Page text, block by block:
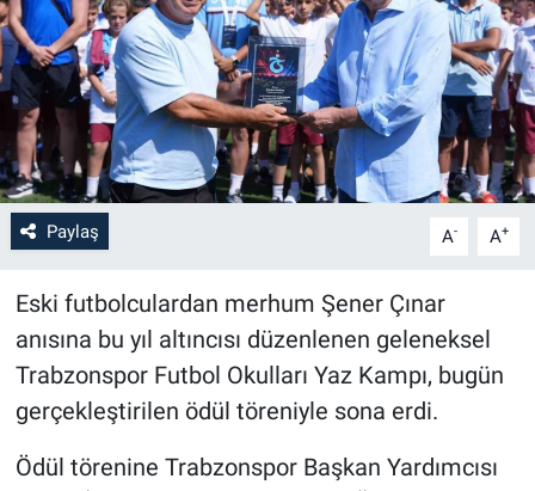
Paylaş A- A+
Eski futbolculardan merhum Şener Çınar
anısına bu yıl altıncısı düzenlenen geleneksel
Trabzonspor Futbol Okulları Yaz Kampı, bugün
gerçekleştirilen ödül töreniyle sona erdi.
Ödül törenine Trabzonspor Başkan Yardımcısı